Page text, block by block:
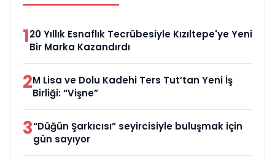
120 Yıllık Esnaflık Tecrübesiyle Kızıltepe'ye Yeni
Bir Marka Kazandırdı
2M Lisa ve Dolu Kadehi Ters Tut’tan Yeni İş
Birliği: “Vişne”
3“Düğün Şarkıcısı” seyircisiyle buluşmak için
gün sayıyor